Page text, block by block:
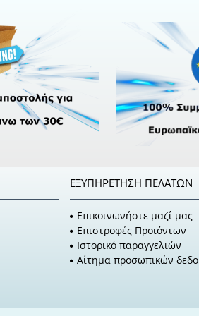
ΕΞΥΠΗΡΈΤΗΣΗ ΠΕΛΑΤΏΝ
Επικοινωνήστε μαζί μας
Επιστροφές Προιόντων
Ιστορικό παραγγελιών
Αίτημα προσωπικών